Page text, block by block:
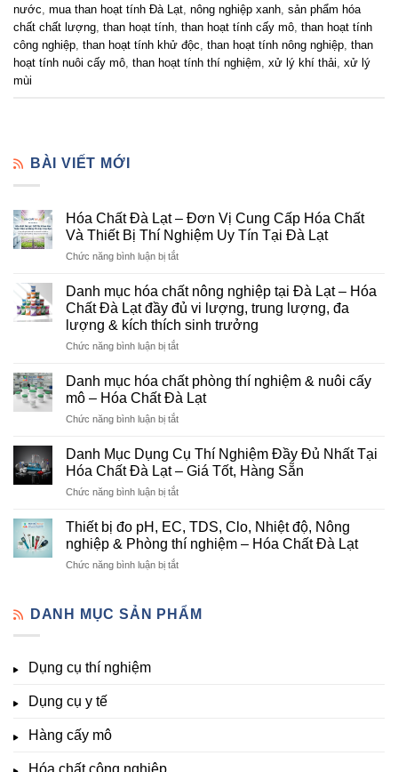
nước, mua than hoạt tính Đà Lạt, nông nghiệp xanh, sản phẩm hóa
chất chất lượng, than hoạt tính, than hoạt tính cấy mô, than hoạt tính
công nghiệp, than hoạt tính khử độc, than hoạt tính nông nghiệp, than
hoạt tính nuôi cấy mô, than hoạt tính thí nghiệm, xử lý khí thải, xử lý
mùi
BÀI VIẾT MỚI
Hóa Chất Đà Lạt – Đơn Vị Cung Cấp Hóa Chất
Và Thiết Bị Thí Nghiệm Uy Tín Tại Đà Lạt
Chức năng bình luận bị tắtở
Chất
Đà
Lạt
–
Đơn
Cung
Cấp
Hóa
Chất
Thiết
Nghiệm
Tín
Tại
Danh mục hóa chất nông nghiệp tại Đà Lạt – Hóa
Chất Đà Lạt đầy đủ vi lượng, trung lượng, đa
lượng & kích thích sinh trưởng
Chức năng bình luận bị tắtở
mục
hóa
chất
nông
tại
Đà
–
Chất
Đà
đầy
lượng,
Danh mục hóa chất phòng thí nghiệm & nuôi cấy
mô – Hóa Chất Đà Lạt
Chức năng bình luận bị tắtở
mục
hóa
chất
phòng
nghiệm
&
cấy
Hóa
Danh Mục Dụng Cụ Thí Nghiệm Đầy Đủ Nhất Tại
Hóa Chất Đà Lạt – Giá Tốt, Hàng Sẵn
Chức năng bình luận bị tắtở
Mục
Dụng
Cụ
Thí
Đủ
Thiết bị đo pH, EC, TDS, Clo, Nhiệt độ, Nông
nghiệp & Phòng thí nghiệm – Hóa Chất Đà Lạt
Chức năng bình luận bị tắtở
đo
DANH MỤC SẢN PHẨM
Dụng cụ thí nghiệm
Dụng cụ y tế
Hàng cấy mô